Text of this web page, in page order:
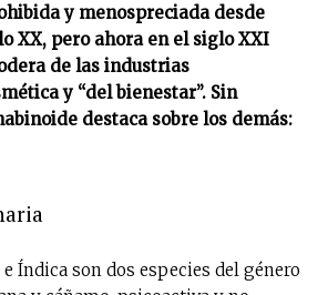
y menospreciada desde
XX, pero ahora en el siglo XXI
de las industrias
y “del bienestar”. Sin
destaca sobre los demás:
Índica son dos especies del género